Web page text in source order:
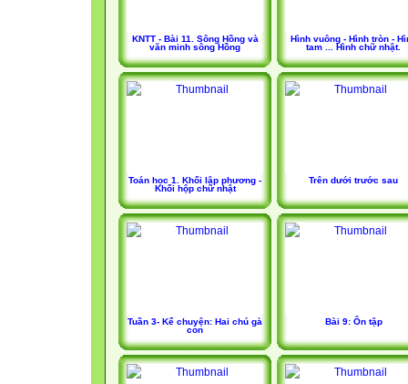
KNTT - Bài 11. Sông Hồng và
văn minh sông Hồng
Hình vuông - Hình tròn -
tam ... Hình chữ nhật.
Toán học 1. Khối lập phương -
Khối hộp chữ nhật
Trên dưới trước sau
Tuần 3- Kể chuyện: Hai chú gà
con
Bài 9: Ôn tập